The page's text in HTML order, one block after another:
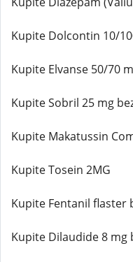
Kupite Dolcontin 10/
Kupite Elvanse 50/70
Kupite Sobril 25 mg
Kupite Makatussin
Kupite Tosein 2MG
Kupite Fentanil flaster
Kupite Dilaudide 8 mg